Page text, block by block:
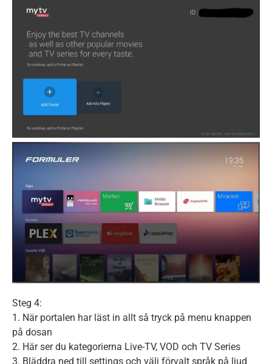
Steg 4:
1. När portalen har läst in allt så tryck på menu knappen
på dosan
2. Här ser du kategorierna Live-TV, VOD och TV Series
3. Bläddra ned till settings och välj förvalt språk på ljud